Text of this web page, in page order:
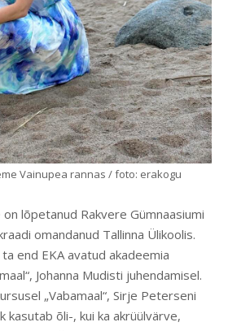
Vainupea rannas / foto: erakogu
lõpetanud Rakvere Gümnaasiumi
omandanud Tallinna Ülikoolis.
end EKA avatud akadeemia
Johanna Mudisti juhendamisel.
„Vabamaal“, Sirje Peterseni
kasutab õli-, kui ka akrüülvärve,